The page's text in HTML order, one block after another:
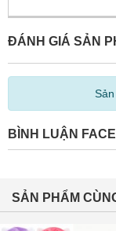
ĐÁNH GIÁ SẢN
BÌNH LUẬN
SẢN PHẨM